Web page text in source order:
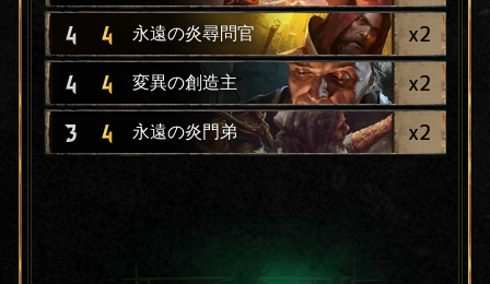
4 4 永遠の炎尋問官 x2
4 4 変異の創造主 x2
3 4 永遠の炎門弟 x2